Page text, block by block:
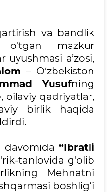
va bandlik
o'tgan mazkur
uyushmasi a’zosi,
– O‘zbekiston
Yusufning
oilaviy qadriyatlar,
birlik haqida
davomida “Ibratli
tanlovida g'olib
Mehnatni
boshlig‘i